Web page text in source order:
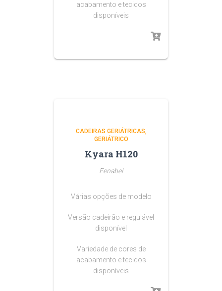
acabamento e tecidos
disponíveis
CADEIRAS GERIÁTRICAS
GERIÁTRICO
Kyara H120
Fenabel
Várias opções de modelo
Versão cadeirão e regulável
disponível
Variedade de cores de
acabamento e tecidos
disponíveis